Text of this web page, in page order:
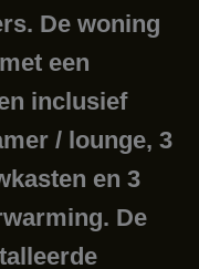
De woning
een
inclusief
/ lounge, 3
en 3
De